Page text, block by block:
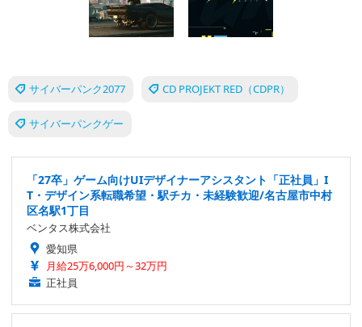
サイバーパンク2077 CD PROJEKT RED（CDPR）
サイバーパンクゲー
「27卒」ゲーム向けUIデザイナーアシスタント「正社員」I
T・デザイン系転職希望・駅チカ・未経験歓迎/名古屋市中村
区名駅1丁目
ベンタス株式会社
愛知県
月給25万6,000円～32万円
正社員